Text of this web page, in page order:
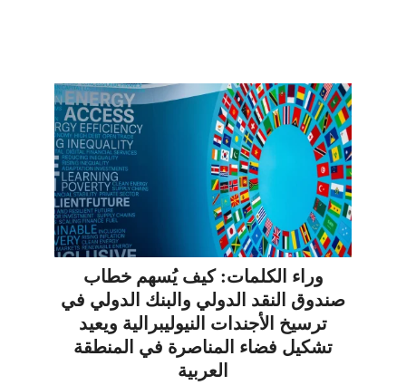
وراء الكلمات: كيف يُسهم خطاب
صندوق النقد الدولي والبنك الدولي في
ترسيخ الأجندات النيوليبرالية ويعيد
تشكيل فضاء المناصرة في المنطقة
العربية